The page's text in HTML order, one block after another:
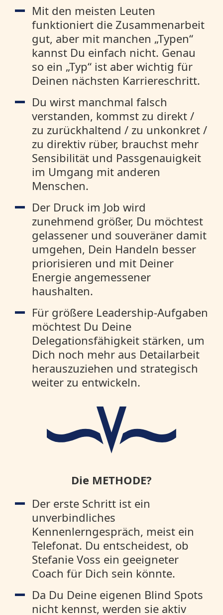
Mit den meisten Leuten
funktioniert die Zusammenarbeit
gut, aber mit manchen „Typen“
kannst Du einfach nicht. Genau
so ein „Typ“ ist aber wichtig für
Deinen nächsten Karriereschritt.
Du wirst manchmal falsch
verstanden, kommst zu direkt /
zu zurückhaltend / zu unkonkret /
zu direktiv rüber, brauchst mehr
Sensibilität und Passgenauigkeit
im Umgang mit anderen
Menschen.
Der Druck im Job wird
zunehmend größer, Du möchtest
gelassener und souveräner damit
umgehen, Dein Handeln besser
priorisieren und mit Deiner
Energie angemessener
haushalten.
Für größere Leadership-Aufgaben
möchtest Du Deine
Delegationsfähigkeit stärken, um
Dich noch mehr aus Detailarbeit
herauszuziehen und strategisch
weiter zu entwickeln.
Die METHODE?
Der erste Schritt ist ein
unverbindliches
Kennenlerngespräch, meist ein
Telefonat. Du entscheidest, ob
Stefanie Voss ein geeigneter
Coach für Dich sein könnte.
Da Du Deine eigenen Blind Spots
nicht kennst, werden sie aktiv